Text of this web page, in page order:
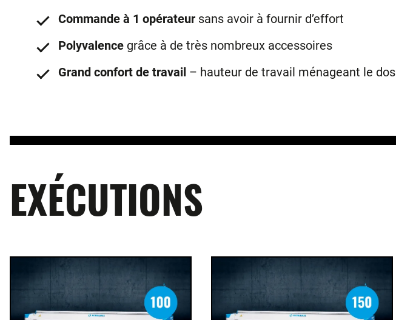
Commande à 1 opérateur sans avoir à fournir d’effort
Polyvalence grâce à de très nombreux accessoires
Grand confort de travail – hauteur de travail ménageant le dos
EXÉCUTIONS